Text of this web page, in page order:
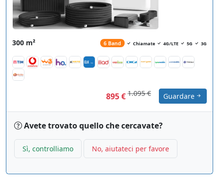
300 m² 6 Band Chiamate 4G/LTE 5G 3G
895 € 1.095 € Guardare
Avete trovato quello che cercavate?
Sì, controlliamo No, aiutateci per favore